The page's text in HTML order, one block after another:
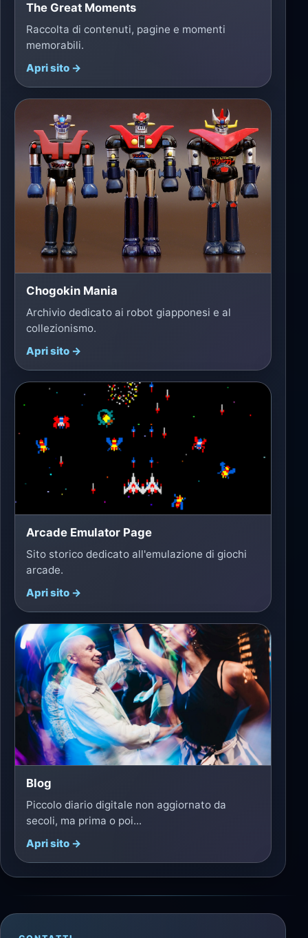
The Great Moments
Raccolta di contenuti, pagine e momenti
memorabili.
Apri sito →
Chogokin Mania
Archivio dedicato ai robot giapponesi e al
collezionismo.
Apri sito →
Arcade Emulator Page
Sito storico dedicato all'emulazione di giochi
arcade.
Apri sito →
Blog
Piccolo diario digitale non aggiornato da
secoli, ma prima o poi...
Apri sito →